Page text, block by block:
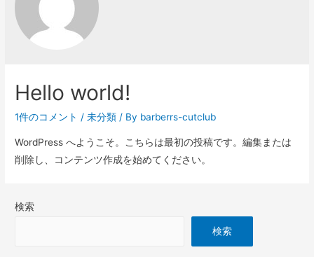
Hello world!
1件のコメント /未分類 / By barberrs-cutclub
WordPress へようこそ。こちらは最初の投稿です。編集または
削除し、コンテンツ作成を始めてください。
検索
検索